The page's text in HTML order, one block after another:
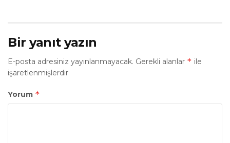
Bir yanıt yazın
E-posta adresiniz yayınlanmayacak. Gerekli alanlar * ile
işaretlenmişlerdir
Yorum *